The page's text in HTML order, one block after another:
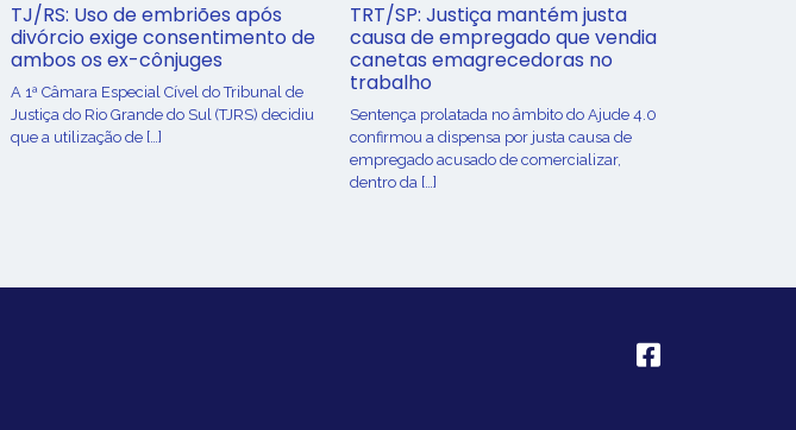
TJ/RS: Uso de embriões após
divórcio exige consentimento de
ambos os ex-cônjuges
A 1ª Câmara Especial Cível do Tribunal de
Justiça do Rio Grande do Sul (TJRS) decidiu
que a utilização de […]
TRT/SP: Justiça mantém justa
causa de empregado que vendia
canetas emagrecedoras no
trabalho
Sentença prolatada no âmbito do Ajude 4.0
confirmou a dispensa por justa causa de
empregado acusado de comercializar,
dentro da […]